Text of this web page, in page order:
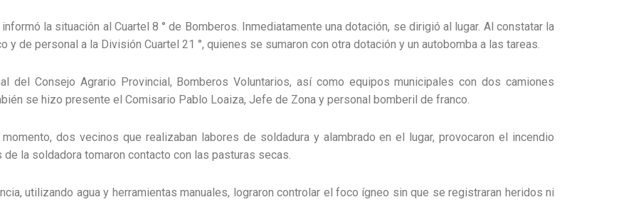
la situación al Cuartel 8 ° de Bomberos. Inmediatamente una dotación, se dirigió al lugar. Al constatar la
de personal a la División Cuartel 21 °, quienes se sumaron con otra dotación y un autobomba a las tareas.
del Consejo Agrario Provincial, Bomberos Voluntarios, así como equipos municipales con dos camiones
se hizo presente el Comisario Pablo Loaiza, Jefe de Zona y personal bomberil de franco.
dos vecinos que realizaban labores de soldadura y alambrado en el lugar, provocaron el incendio
la soldadora tomaron contacto con las pasturas secas.
utilizando agua y herramientas manuales, lograron controlar el foco ígneo sin que se registraran heridos ni